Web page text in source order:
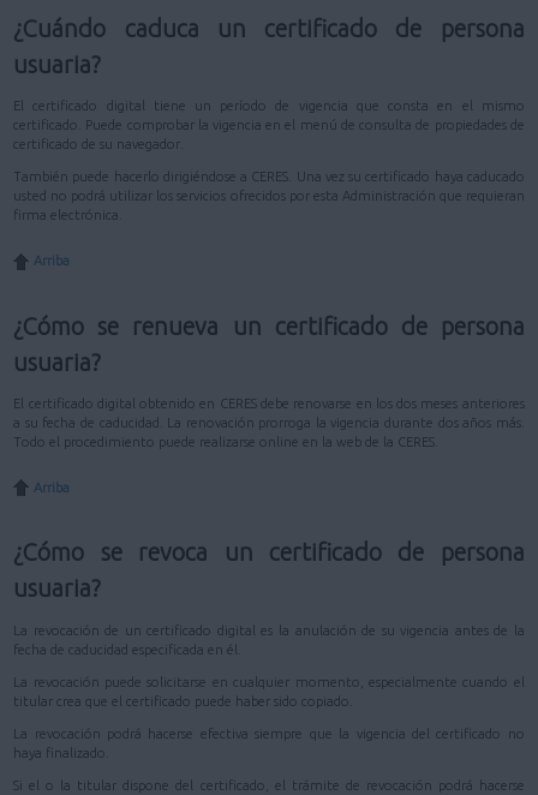
¿Cuándo caduca un certificado de persona
usuaria?
El certificado digital tiene un período de vigencia que consta en el mismo
certificado. Puede comprobar la vigencia en el menú de consulta de propiedades de
certificado de su navegador.
También puede hacerlo dirigiéndose a CERES. Una vez su certificado haya caducado
usted no podrá utilizar los servicios ofrecidos por esta Administración que requieran
firma electrónica.
Arriba
¿Cómo se renueva un certificado de persona
usuaria?
El certificado digital obtenido en CERES debe renovarse en los dos meses anteriores
a su fecha de caducidad. La renovación prorroga la vigencia durante dos años más.
Todo el procedimiento puede realizarse online en la web de la CERES.
Arriba
¿Cómo se revoca un certificado de persona
usuaria?
La revocación de un certificado digital es la anulación de su vigencia antes de la
fecha de caducidad especificada en él.
La revocación puede solicitarse en cualquier momento, especialmente cuando el
titular crea que el certificado puede haber sido copiado.
La revocación podrá hacerse efectiva siempre que la vigencia del certificado no
haya finalizado.
Si el o la titular dispone del certificado, el trámite de revocación podrá hacerse